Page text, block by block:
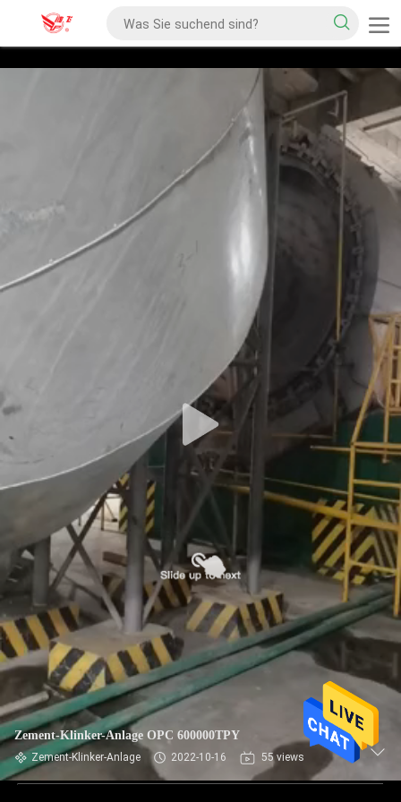
Zement-Klinker-Anlage OPC 600000TPY
Zement-Klinker-Anlage 2022-10-16 55 views